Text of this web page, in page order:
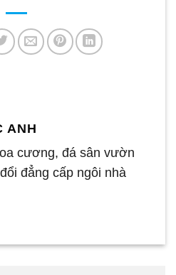
ANH
cương, đá sân vườn
đẳng cấp ngôi nhà